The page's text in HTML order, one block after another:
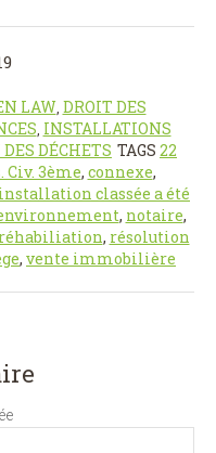
LAW, DROIT DES
INSTALLATIONS
DÉCHETS TAGS 22
Civ. 3ème, connexe,
installation classée a été
, notaire,
réhabiliation, résolution
, vente immobilière